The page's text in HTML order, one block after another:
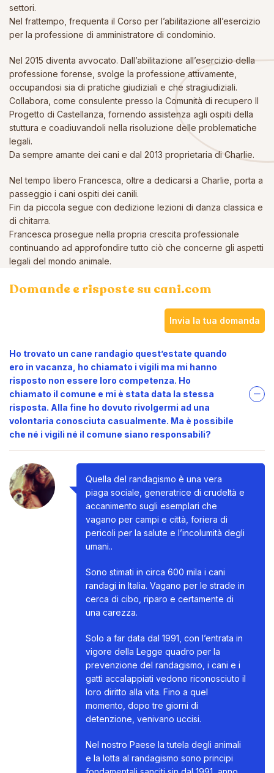
settori.
Nel frattempo, frequenta il Corso per l’abilitazione all’esercizio
per la professione di amministratore di condominio.
Nel 2015 diventa avvocato. Dall’abilitazione all’esercizio della
professione forense, svolge la professione attivamente,
occupandosi sia di pratiche giudiziali e che stragiudiziali.
Collabora, come consulente presso la Comunità di recupero Il
Progetto di Castellanza, fornendo assistenza agli ospiti della
stuttura e coadiuvandoli nella risoluzione delle problematiche
legali.
Da sempre amante dei cani e dal 2013 proprietaria di Charlie.
Nel tempo libero Francesca, oltre a dedicarsi a Charlie, porta a
passeggio i cani ospiti dei canili.
Fin da piccola segue con dedizione lezioni di danza classica e
di chitarra.
Francesca prosegue nella propria crescita professionale
continuando ad approfondire tutto ciò che concerne gli aspetti
legali del mondo animale.
Domande e risposte su cani.com
Invia la tua domanda
Ho trovato un cane randagio quest’estate quando
ero in vacanza, ho chiamato i vigili ma mi hanno
risposto non essere loro competenza. Ho
chiamato il comune e mi è stata data la stessa
risposta. Alla fine ho dovuto rivolgermi ad una
volontaria conosciuta casualmente. Ma è possibile
che né i vigili né il comune siano responsabili?
Quella del randagismo è una vera
piaga sociale, generatrice di crudeltà e
accanimento sugli esemplari che
vagano per campi e città, foriera di
pericoli per la salute e l’incolumità degli
umani..
Sono stimati in circa 600 mila i cani
randagi in Italia. Vagano per le strade in
cerca di cibo, riparo e certamente di
una carezza.
Solo a far data dal 1991, con l’entrata in
vigore della Legge quadro per la
prevenzione del randagismo, i cani e i
gatti accalappiati vedono riconosciuto il
loro diritto alla vita. Fino a quel
momento, dopo tre giorni di
detenzione, venivano uccisi.
Nel nostro Paese la tutela degli animali
e la lotta al randagismo sono principi